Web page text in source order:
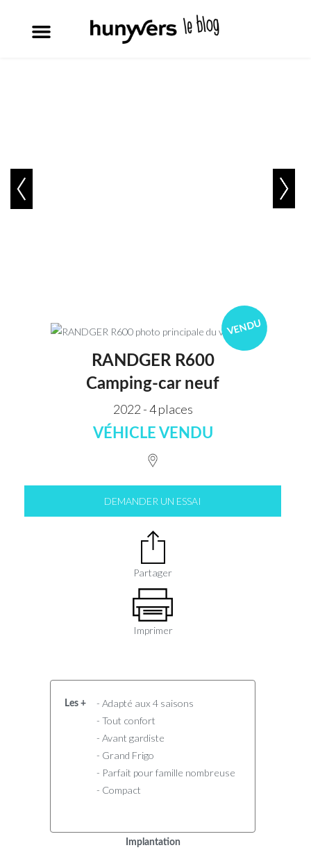
VENDU
RANDGER R600
Camping-car neuf
2022 - 4 places
VÉHICLE VENDU
DEMANDER UN ESSAI
Partager
Imprimer
Les +
- Adapté aux 4 saisons
- Tout confort
- Avant gardiste
- Grand Frigo
- Parfait pour famille nombreuse
- Compact
Implantation